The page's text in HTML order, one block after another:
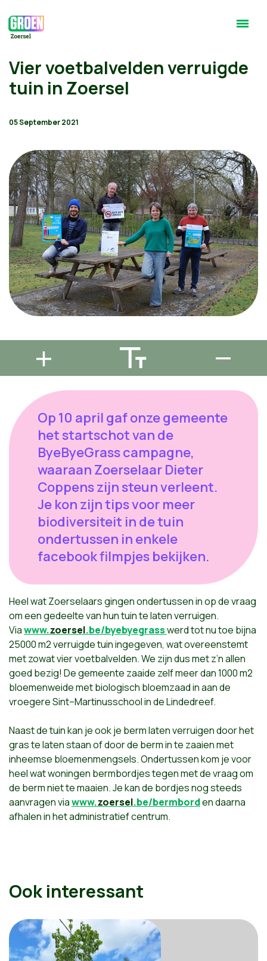
Vier voetbalvelden verruigde
tuin in Zoersel
05 September 2021
Op 10 april gaf onze gemeente
het startschot van de
ByeByeGrass campagne,
waaraan Zoerselaar Dieter
Coppens zijn steun verleent.
Je kon zijn tips voor meer
biodiversiteit in de tuin
ondertussen in enkele
facebook filmpjes bekijken.
Heel wat Zoerselaars gingen ondertussen inopde vraag
om een gedeelte van hun tuin te laten verruigen.
Viawww.zoersel.be/byebyegrasswerd tot nu toe bijna
25000 m2 verruigde tuin ingegeven, wat overeenstemt
met zowat vier voetbalvelden. We zijn dus met z’n allen
goed bezig! De gemeente zaaide zelf meer dan 1000 m2
bloemenweide met biologisch bloemzaad in aan de
vroegere Sint–Martinusschool in de Lindedreef.
Naast de tuin kan je ook je berm laten verruigen door het
gras te laten staan of door de berm in te zaaien met
inheemse bloemenmengsels. Ondertussen kom je voor
heel wat woningen bermbordjes tegen met de vraag om
de berm niet te maaien. Je kan de bordjes nog steeds
aanvragen viawww.zoersel.be/bermborden daarna
afhalen in het administratief centrum.
Ook interessant